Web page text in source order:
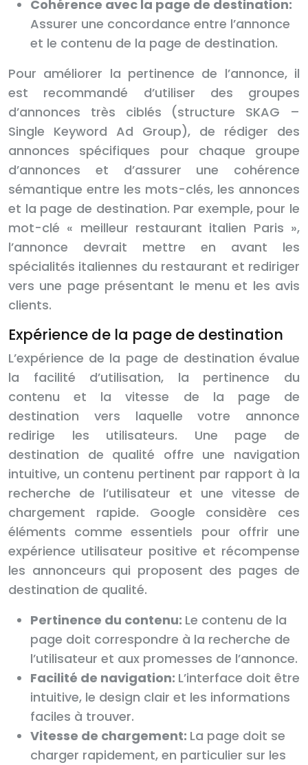
Cohérence avec la page de destination:
Assurer une concordance entre l’annonce
et le contenu de la page de destination.
Pour améliorer la pertinence de l’annonce, il
est recommandé d’utiliser des groupes
d’annonces très ciblés (structure SKAG –
Single Keyword Ad Group), de rédiger des
annonces spécifiques pour chaque groupe
d’annonces et d’assurer une cohérence
sémantique entre les mots-clés, les annonces
et la page de destination. Par exemple, pour le
mot-clé « meilleur restaurant italien Paris »,
l’annonce devrait mettre en avant les
spécialités italiennes du restaurant et rediriger
vers une page présentant le menu et les avis
clients.
Expérience de la page de destination
L’expérience de la page de destination évalue
la facilité d’utilisation, la pertinence du
contenu et la vitesse de la page de
destination vers laquelle votre annonce
redirige les utilisateurs. Une page de
destination de qualité offre une navigation
intuitive, un contenu pertinent par rapport à la
recherche de l’utilisateur et une vitesse de
chargement rapide. Google considère ces
éléments comme essentiels pour offrir une
expérience utilisateur positive et récompense
les annonceurs qui proposent des pages de
destination de qualité.
Pertinence du contenu: Le contenu de la
page doit correspondre à la recherche de
l’utilisateur et aux promesses de l’annonce.
Facilité de navigation: L’interface doit être
intuitive, le design clair et les informations
faciles à trouver.
Vitesse de chargement: La page doit se
charger rapidement, en particulier sur les